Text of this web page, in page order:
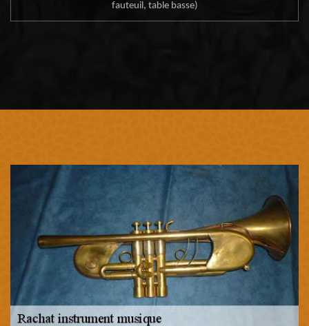
fauteuil, table basse)